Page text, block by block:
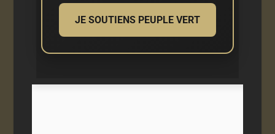
JE SOUTIENS PEUPLE VERT